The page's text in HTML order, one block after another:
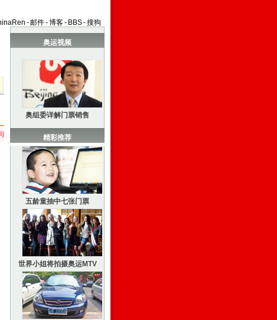
-邮件-博客- BBS-搜狗
奥运视频
奥组委详解门票销售
精彩推荐
五龄童抽中七张门票
世界小姐将拍摄奥运MTV